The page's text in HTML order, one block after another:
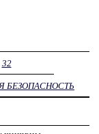
32
БЕЗОПАСНОСТЬ